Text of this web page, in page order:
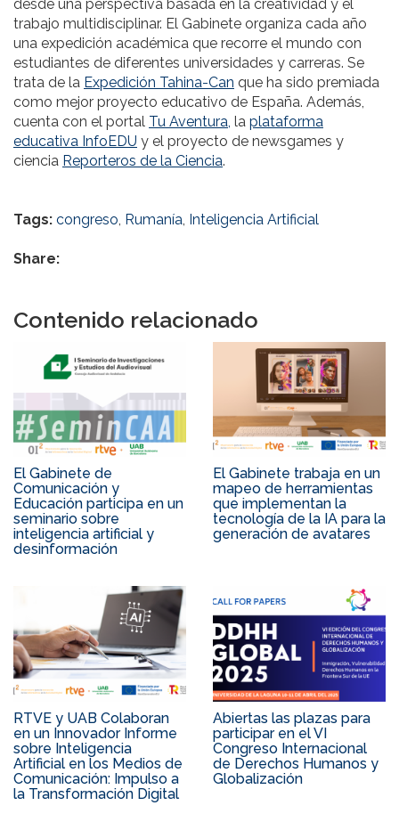
desde una perspectiva basada en la creatividad y el
trabajo multidisciplinar. El Gabinete organiza cada año
una expedición académica que recorre el mundo con
estudiantes de diferentes universidades y carreras. Se
trata de la Expedición Tahina-Can que ha sido premiada
como mejor proyecto educativo de España. Además,
cuenta con el portal Tu Aventura, la plataforma
educativa InfoEDU y el proyecto de newsgames y
ciencia Reporteros de la Ciencia.
Tags: congreso, Rumanía, Inteligencia Artificial
Share:
Contenido relacionado
El Gabinete de
Comunicación y
Educación participa en un
seminario sobre
inteligencia artificial y
desinformación
El Gabinete trabaja en un
mapeo de herramientas
que implementan la
tecnología de la IA para la
generación de avatares
RTVE y UAB Colaboran
en un Innovador Informe
sobre Inteligencia
Artificial en los Medios de
Comunicación: Impulso a
la Transformación Digital
Abiertas las plazas para
participar en el VI
Congreso Internacional
de Derechos Humanos y
Globalización